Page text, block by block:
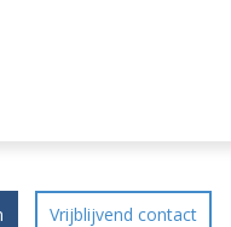
Vrijblijvend contact